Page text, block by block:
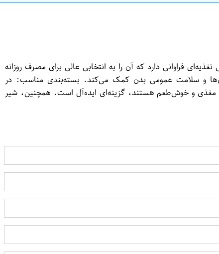
فراوانی دارد که آن را به انتخابی عالی برای مصرف روزانه
و سلامت عمومی بدن کمک می‌کند. بسته‌بندی مناسب: در
مغذی و خوش‌طعم هستند، گزینه‌ای ایده‌آل است. همچنین، شیر